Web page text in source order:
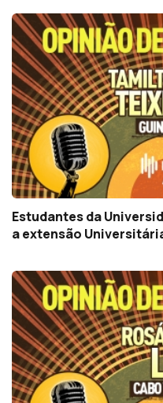
Estudantes da
a extensão